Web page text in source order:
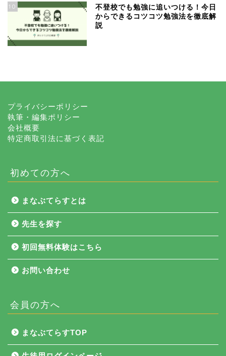
10
不登校でも勉強に追いつける！今日
からできるコツコツ勉強法を徹底解
説
プライバシーポリシー
執筆・編集ポリシー
会社概要
特定商取引法に基づく表記
初めての方へ
まなぶてらすとは
先生を探す
初回無料体験はこちら
お問い合わせ
会員の方へ
まなぶてらすTOP
NEWS
まなぶてらす活用法